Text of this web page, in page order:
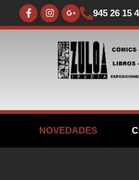
945 26 15
NOVEDADES